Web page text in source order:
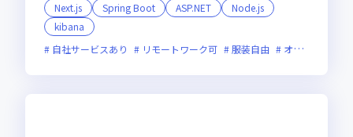
Next.js
Spring Boot ASP.NET
Node.js
kibana
自社サービスあり
リモートワーク可 服装自由 オンライン選考可